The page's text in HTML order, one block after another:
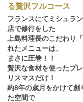
る贅沢フルコース
フランスにてミシュラ
店で修行をした
上島料理長のこだわり
れたメニューは、
まさに圧巻！！
贅沢な食材を使ったプ
リスマスだけ！
約8年の歳月をかけて創
た空間で